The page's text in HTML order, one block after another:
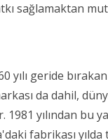
sağlamaktan
yılı geride
da dahil,
1981 yılından bu
fabrikası